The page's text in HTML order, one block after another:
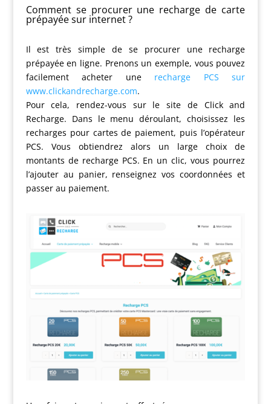
Comment se procurer une recharge de carte
prépayée sur internet ?
Il est très simple de se procurer une recharge
prépayée en ligne. Prenons un exemple, vous pouvez
facilement acheter une recharge PCS sur
www.clickandrecharge.com.
Pour cela, rendez-vous sur le site de Click and
Recharge. Dans le menu déroulant, choisissez les
recharges pour cartes de paiement, puis l’opérateur
PCS. Vous obtiendrez alors un large choix de
montants de recharge PCS. En un clic, vous pourrez
l’ajouter au panier, renseignez vos coordonnées et
passer au paiement.